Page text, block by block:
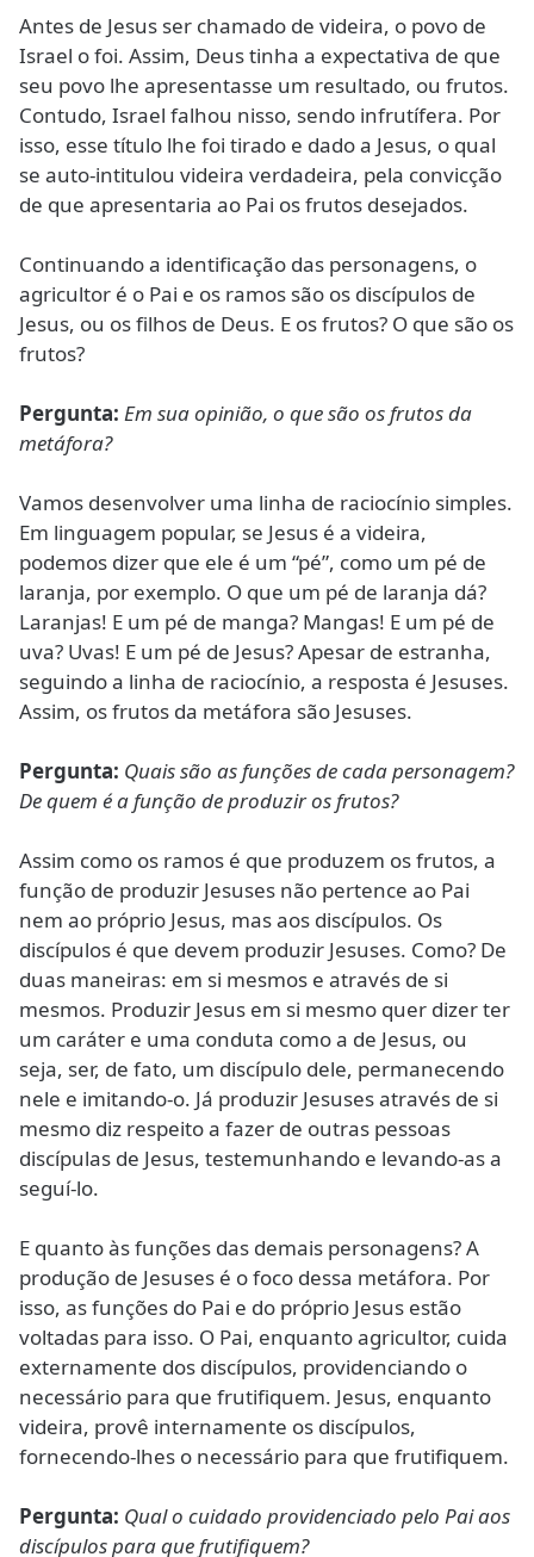
Antes de Jesus ser chamado de videira, o povo de
Israel o foi. Assim, Deus tinha a expectativa de que
seu povo lhe apresentasse um resultado, ou frutos.
Contudo, Israel falhou nisso, sendo infrutífera. Por
isso, esse título lhe foi tirado e dado a Jesus, o qual
se auto-intitulou videira verdadeira, pela convicção
de que apresentaria ao Pai os frutos desejados.
Continuando a identificação das personagens, o
agricultor é o Pai e os ramos são os discípulos de
Jesus, ou os filhos de Deus. E os frutos? O que são os
frutos?
Pergunta: Em sua opinião, o que são os frutos da
metáfora?
Vamos desenvolver uma linha de raciocínio simples.
Em linguagem popular, se Jesus é a videira,
podemos dizer que ele é um “pé”, como um pé de
laranja, por exemplo. O que um pé de laranja dá?
Laranjas! E um pé de manga? Mangas! E um pé de
uva? Uvas! E um pé de Jesus? Apesar de estranha,
seguindo a linha de raciocínio, a resposta é Jesuses.
Assim, os frutos da metáfora são Jesuses.
Pergunta: Quais são as funções de cada personagem?
De quem é a função de produzir os frutos?
Assim como os ramos é que produzem os frutos, a
função de produzir Jesuses não pertence ao Pai
nem ao próprio Jesus, mas aos discípulos. Os
discípulos é que devem produzir Jesuses. Como? De
duas maneiras: em si mesmos e através de si
mesmos. Produzir Jesus em si mesmo quer dizer ter
um caráter e uma conduta como a de Jesus, ou
seja, ser, de fato, um discípulo dele, permanecendo
nele e imitando-o. Já produzir Jesuses através de si
mesmo diz respeito a fazer de outras pessoas
discípulas de Jesus, testemunhando e levando-as a
seguí-lo.
E quanto às funções das demais personagens? A
produção de Jesuses é o foco dessa metáfora. Por
isso, as funções do Pai e do próprio Jesus estão
voltadas para isso. O Pai, enquanto agricultor, cuida
externamente dos discípulos, providenciando o
necessário para que frutifiquem. Jesus, enquanto
videira, provê internamente os discípulos,
fornecendo-lhes o necessário para que frutifiquem.
Pergunta: Qual o cuidado providenciado pelo Pai aos
discípulos para que frutifiquem?